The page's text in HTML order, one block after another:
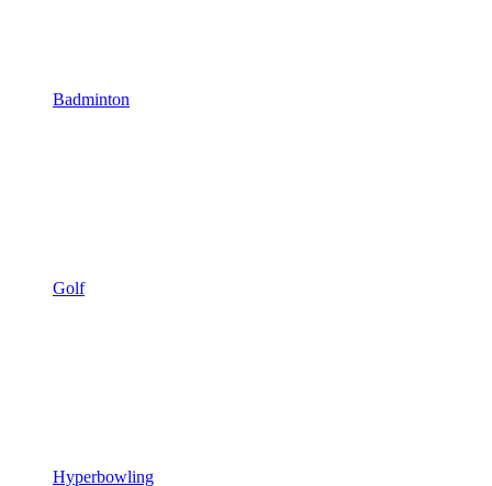
Badminton
Golf
Hyperbowling